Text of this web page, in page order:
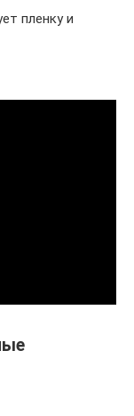
пленку и